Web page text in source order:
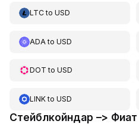
LTCto USD
ADA to USD
DOT to USD
LINKto USD
Стейблкойндар –> Фиат